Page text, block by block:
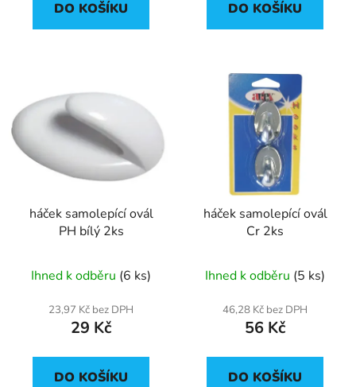
DO KOŠÍKU DO KOŠÍKU
háček samolepící ovál
PH bílý 2ks
Ihned k odběru (6 ks)
23,97 Kč bez DPH
29 Kč
DO KOŠÍKU
háček samolepící ovál
Cr 2ks
Ihned k odběru (5 ks)
46,28 Kč bez DPH
56 Kč
DO KOŠÍKU